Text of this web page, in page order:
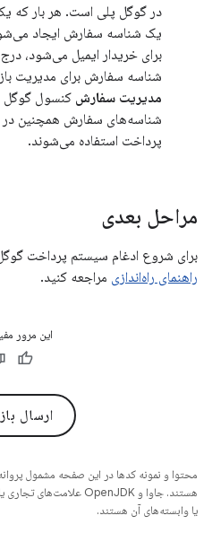
در گوگل پلی است. هر بار که
یک شناسه سفارش ایجاد
برای خریدار ایمیل می‌شود،
شناسه سفارش برای مدیریت
مدیریت سفارش کنسول گوگل
شناسه‌های سفارش همچنین
پرداخت استفاده می‌شوند.
مراحل بعدی
برای شروع ادغام سیستم پرداخت
راهنمای راه‌اندازی مراجعه کنید.
این مرور
ارسال
محتوا و نمونه کدها در این صفحه مشمول
یا وابسته‌های آن هستند.